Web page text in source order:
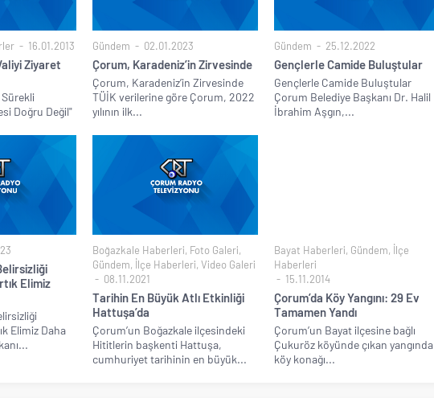
16.01.2013
Ziyaret
Sürekli
Doğru Değil"
Gündem 02.01.2023
Çorum, Karadeniz’in Zirvesinde
Çorum, Karadeniz’in Zirvesinde
TÜİK verilerine göre Çorum, 2022
yılının ilk...
Gündem 25.12.2022
Gençlerle Camide Buluştular
Gençlerle Camide Buluştular
Çorum Belediye Başkanı Dr. Halil
İbrahim Aşgın,...
Elimiz
Elimiz Daha
Boğazkale Haberleri, Foto Galeri,
Gündem, İlçe Haberleri, Video Galeri
08.11.2021
Tarihin En Büyük Atlı Etkinliği
Hattuşa’da
Çorum’un Boğazkale ilçesindeki
Hititlerin başkenti Hattuşa,
cumhuriyet tarihinin en büyük...
Bayat Haberleri, Gündem, İlçe
Haberleri
15.11.2014
Çorum’da Köy Yangını: 29 Ev
Tamamen Yandı
Çorum’un Bayat ilçesine bağlı
Çukuröz köyünde çıkan yangında
köy konağı...